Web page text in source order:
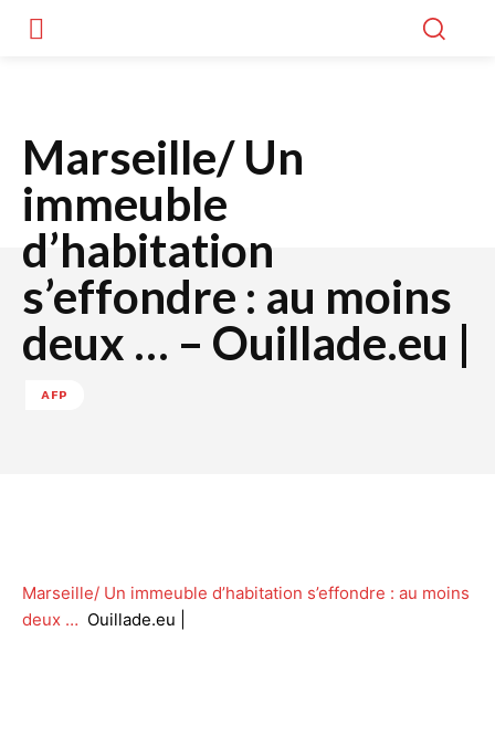
Marseille/ Un
immeuble
d’habitation
s’effondre : au moins
deux … – Ouillade.eu |
AFP
Marseille/ Un immeuble d’habitation s’effondre : au moins
deux … Ouillade.eu |